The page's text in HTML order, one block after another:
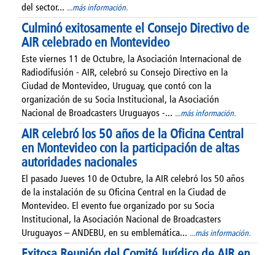
del sector... ...más información.
Culminó exitosamente el Consejo Directivo de
AIR celebrado en Montevideo
Este viernes 11 de Octubre, la Asociación Internacional de
Radiodifusión - AIR, celebró su Consejo Directivo en la
Ciudad de Montevideo, Uruguay, que contó con la
organización de su Socia Institucional, la Asociación
Nacional de Broadcasters Uruguayos -... ...más información.
AIR celebró los 50 años de la Oficina Central
en Montevideo con la participación de altas
autoridades nacionales
El pasado Jueves 10 de Octubre, la AIR celebró los 50 años
de la instalación de su Oficina Central en la Ciudad de
Montevideo. El evento fue organizado por su Socia
Institucional, la Asociación Nacional de Broadcasters
Uruguayos – ANDEBU, en su emblemática... ...más información.